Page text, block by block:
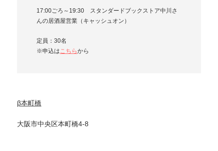
17:00ごろ～19:30 スタンダードブックストア中川さ
んの居酒屋営業（キャッシュオン）
定員：30名
※申込はこちらから
β本町橋
大阪市中央区本町橋4-8